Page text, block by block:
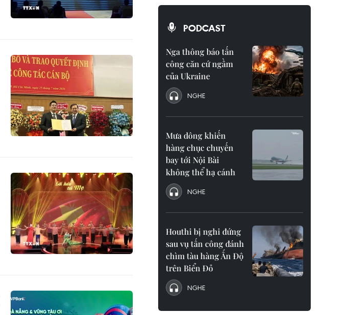
PODCAST
Nga thông báo tấn
công căn cứ ngầm
của Ukraine
NGHE
Mưa dông khiến
hàng chục chuyến
bay tới Nội Bài
không thể hạ cánh
NGHE
Houthi bị nghi đứng
sau vụ tấn công đánh
chìm tàu hàng Ấn Độ
trên Biển Đỏ
NGHE